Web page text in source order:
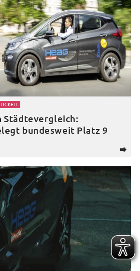
d
Städtevergleich:
bundesweit Platz 9